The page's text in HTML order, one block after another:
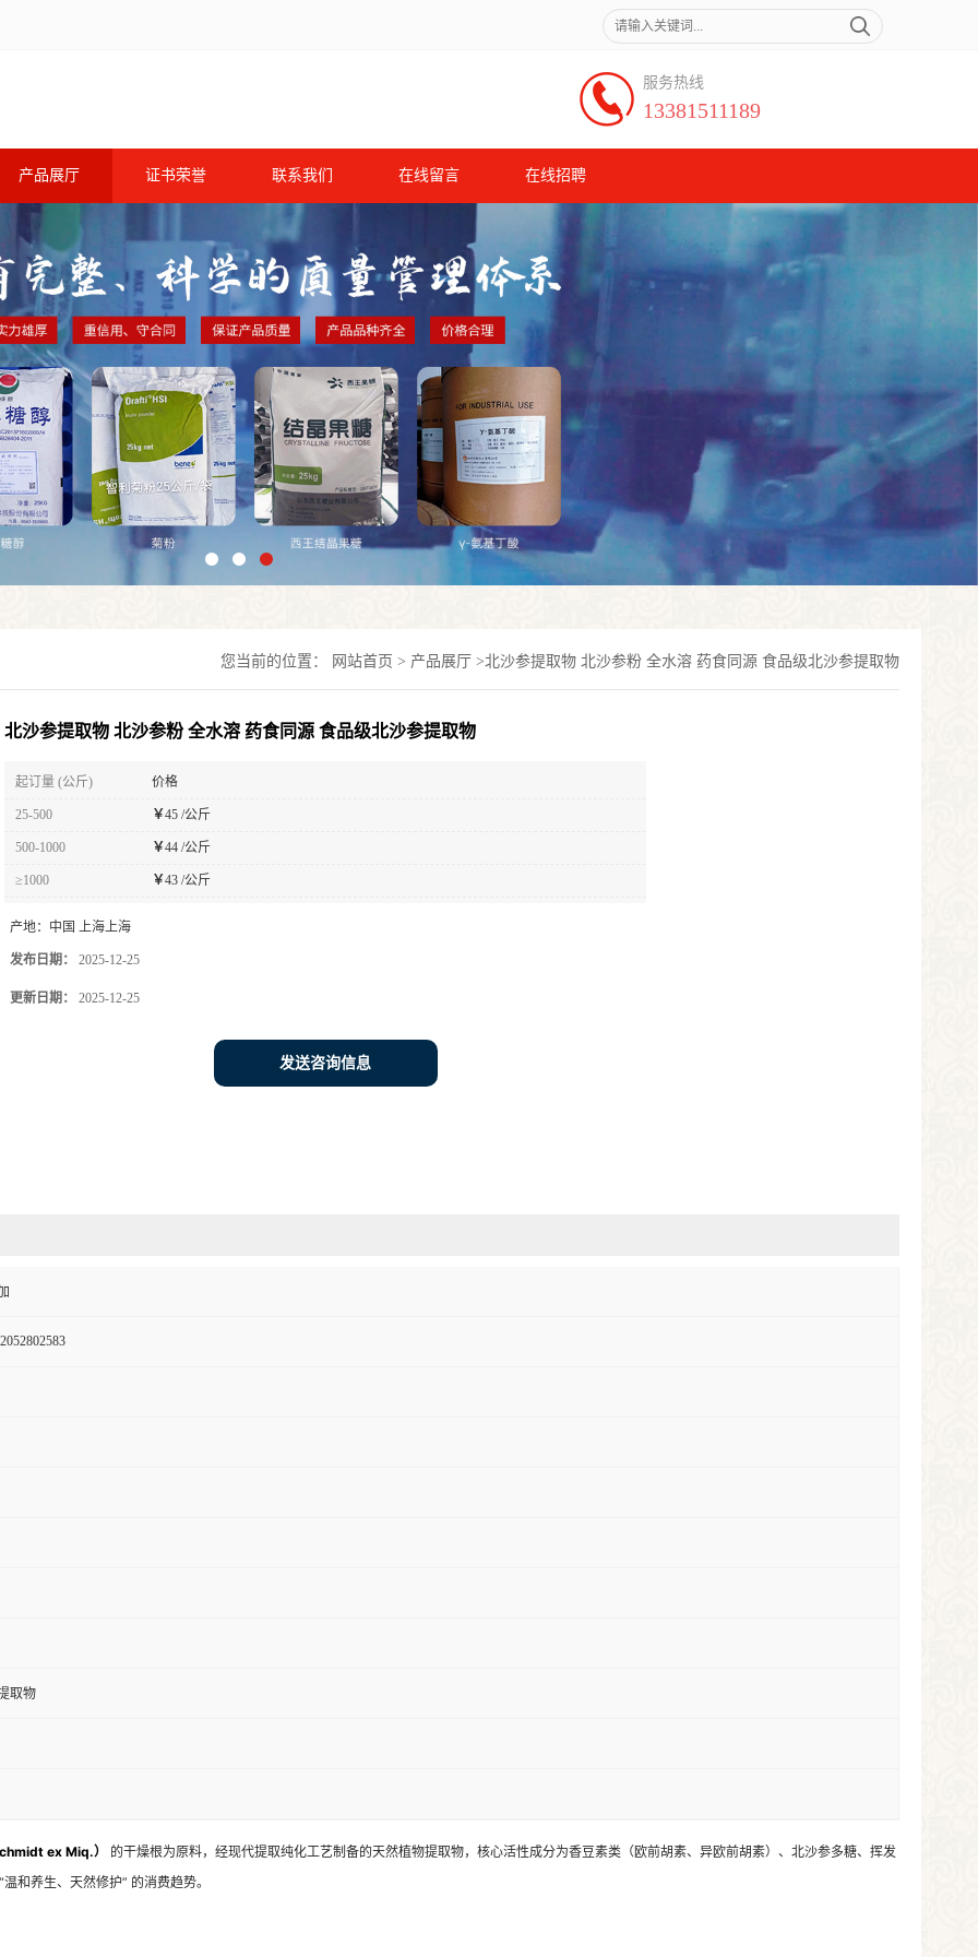
服务热线
13381511189
产品展厅 证书荣誉 联系我们 在线留言 在线招聘
您当前的位置： 网站首页 > 产品展厅 >北沙参提取物 北沙参粉 全水溶 药食同源 食品级北沙参提取物
北沙参提取物 北沙参粉 全水溶 药食同源 食品级北沙参提取物
起订量 (公斤) 价格
25-500 ￥45 /公斤
500-1000 ￥44 /公斤
≥1000 ￥43 /公斤
产地： 中国 上海上海
发布日期： 2025-12-25
更新日期： 2025-12-25
发送咨询信息
取物
ex Miq.）
的干燥根为原料，经现代提取纯化工艺制备的天然植物提取物，核心活性成分为香豆素类（欧前胡素、异欧前胡素）、北沙参多糖、挥发
和养生、天然修护” 的消费趋势。